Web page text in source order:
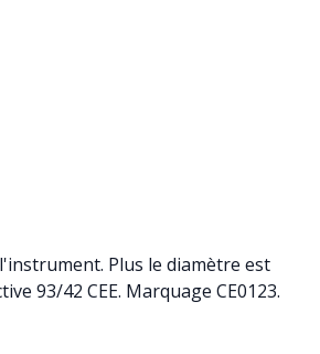
Plus le diamètre est
93/42 CEE. Marquage CE0123.